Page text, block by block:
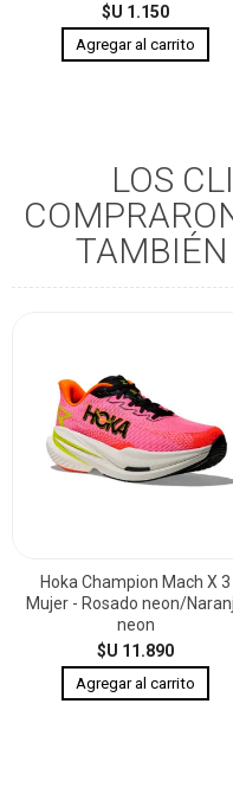
$U 1.150
LOS
Hoka Champion Mach X 3
Mujer - Rosado neon/
neon
$U 11.890